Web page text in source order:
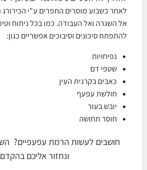
לאחר כשבוע מוסרים התפרים ע"י הכירורג
אל השגרה ואל העבודה. כמו בכל ניתוח
להתפתח סיכונים וסיבוכים אפשריים כגון:
נפיחויות
שטפי דם
כאבים בקרנית העין
חולשת עפעף
יובש בעור
חוסר תחושה
חושבים לעשות הרמת עפעפיים?
ונחזור אליכם בהקדם